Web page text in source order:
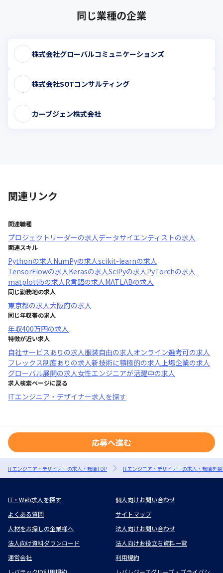
同じ業種の企業
株式会社グローバルコミュニケーションズ
株式会社SOTコンサルティング
カーブジェン株式会社
関連リンク
関連職種
プロジェクトリーダーの求人データサイエンティストの求人
関連スキル
Pythonの求人NumPyの求人scikit-learnの求人
TensorFlowの求人Kerasの求人SciPyの求人PyTorchの求人
matplotlibの求人R言語の求人MATLABの求人
同じ勤務地の求人
東京都の求人大阪府の求人
同じ年収帯の求人
年収400万円の求人
特徴が近い求人
自社サービスあり の求人服装自由の求人オンライン選考可の求人
フレックス制度あり の求人新技術に積極的の求人上場企業の求人
グローバル展開の求人女性エンジニアが活躍中の求人
求人検索ページに戻る
ITエンジニア・デザイナー求人を探す
応募へ進む
ITエンジニア・デザイナーの求人・転職TOP ITエンジニア・デザイナーの求人・転職を
IT・Web求人を探す
個人向けお問い合わせ
よくある質問
サイトマップ
人材をお探しの企業様へ
法人向けお問い合わせ
法人向け資料ダウンロード
法人向けお役立ち資料一覧
運営会社
利用規約